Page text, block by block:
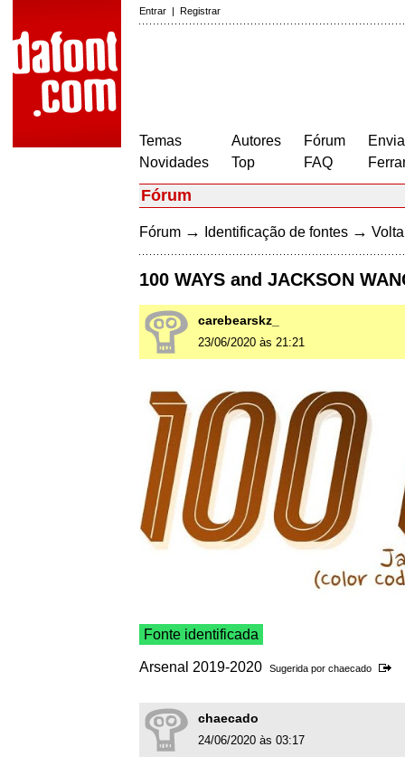
Entrar | Registrar
Temas
Novidades
Autores
Top
Fórum
FAQ
Fórum
Fórum → Identificação de fontes →
100 WAYS and JACKSON
carebearskz_
23/06/2020 às 21:21
Fonte identificada
Arsenal 2019-2020 Sugerida por chaecado
chaecado
24/06/2020 às 03:17